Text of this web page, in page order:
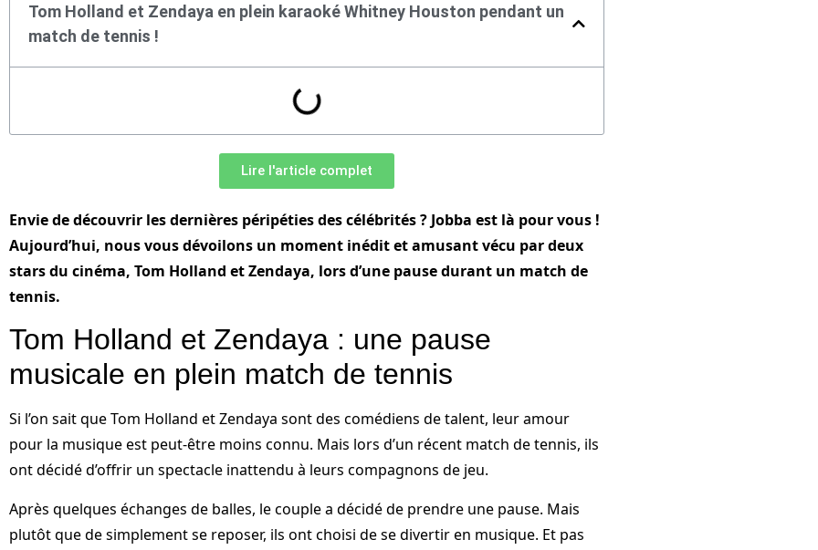
Tom Holland et Zendaya en plein karaoké Whitney Houston pendant un
match de tennis !
Lire l'article complet
Envie de découvrir les dernières péripéties des célébrités ? Jobba est là pour vous !
Aujourd’hui, nous vous dévoilons un moment inédit et amusant vécu par deux
stars du cinéma, Tom Holland et Zendaya, lors d’une pause durant un match de
tennis.
Tom Holland et Zendaya : une pause
musicale en plein match de tennis
Si l’on sait que Tom Holland et Zendaya sont des comédiens de talent, leur amour
pour la musique est peut-être moins connu. Mais lors d’un récent match de tennis, ils
ont décidé d’offrir un spectacle inattendu à leurs compagnons de jeu.
Après quelques échanges de balles, le couple a décidé de prendre une pause. Mais
plutôt que de simplement se reposer, ils ont choisi de se divertir en musique. Et pas